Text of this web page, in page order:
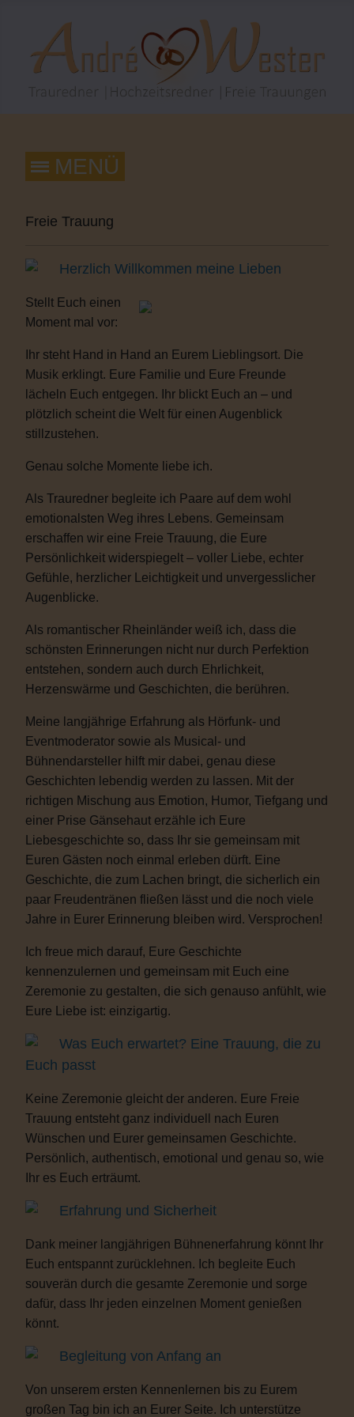
Freie Trauung
Herzlich Willkommen meine Lieben
Stellt Euch einen
Moment mal vor:
Ihr steht Hand in Hand an Eurem Lieblingsort. Die
Musik erklingt. Eure Familie und Eure Freunde
lächeln Euch entgegen. Ihr blickt Euch an – und
plötzlich scheint die Welt für einen Augenblick
stillzustehen.
Genau solche Momente liebe ich.
Als Trauredner begleite ich Paare auf dem wohl
emotionalsten Weg ihres Lebens. Gemeinsam
erschaffen wir eine Freie Trauung, die Eure
Persönlichkeit widerspiegelt – voller Liebe, echter
Gefühle, herzlicher Leichtigkeit und unvergesslicher
Augenblicke.
Als romantischer Rheinländer weiß ich, dass die
schönsten Erinnerungen nicht nur durch Perfektion
entstehen, sondern auch durch Ehrlichkeit,
Herzenswärme und Geschichten, die berühren.
Meine langjährige Erfahrung als Hörfunk- und
Eventmoderator sowie als Musical- und
Bühnendarsteller hilft mir dabei, genau diese
Geschichten lebendig werden zu lassen. Mit der
richtigen Mischung aus Emotion, Humor, Tiefgang und
einer Prise Gänsehaut erzähle ich Eure
Liebesgeschichte so, dass Ihr sie gemeinsam mit
Euren Gästen noch einmal erleben dürft. Eine
Geschichte, die zum Lachen bringt, die sicherlich ein
paar Freudentränen fließen lässt und die noch viele
Jahre in Eurer Erinnerung bleiben wird. Versprochen!
Ich freue mich darauf, Eure Geschichte
kennenzulernen und gemeinsam mit Euch eine
Zeremonie zu gestalten, die sich genauso anfühlt, wie
Eure Liebe ist: einzigartig.
Was Euch erwartet? Eine Trauung, die zu
Euch passt
Keine Zeremonie gleicht der anderen. Eure Freie
Trauung entsteht ganz individuell nach Euren
Wünschen und Eurer gemeinsamen Geschichte.
Persönlich, authentisch, emotional und genau so, wie
Ihr es Euch erträumt.
Erfahrung und Sicherheit
Dank meiner langjährigen Bühnenerfahrung könnt Ihr
Euch entspannt zurücklehnen. Ich begleite Euch
souverän durch die gesamte Zeremonie und sorge
dafür, dass Ihr jeden einzelnen Moment genießen
könnt.
Begleitung von Anfang an
Von unserem ersten Kennenlernen bis zu Eurem
großen Tag bin ich an Eurer Seite. Ich unterstütze